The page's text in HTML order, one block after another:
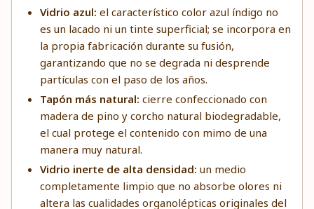
Vidrio azul: el característico color azul índigo no
es un lacado ni un tinte superficial; se incorpora en
la propia fabricación durante su fusión,
garantizando que no se degrada ni desprende
partículas con el paso de los años.
Tapón más natural: cierre confeccionado con
madera de pino y corcho natural biodegradable,
el cual protege el contenido con mimo de una
manera muy natural.
Vidrio inerte de alta densidad: un medio
completamente limpio que no absorbe olores ni
altera las cualidades organolépticas originales del